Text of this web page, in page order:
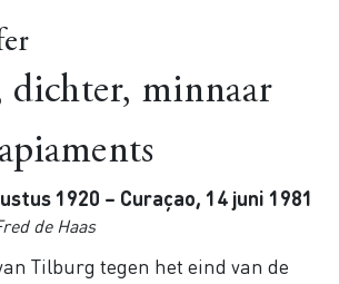
dichter, minnaar
1920 – Curaçao, 14 juni 1981
de Haas
Tilburg tegen het eind van de